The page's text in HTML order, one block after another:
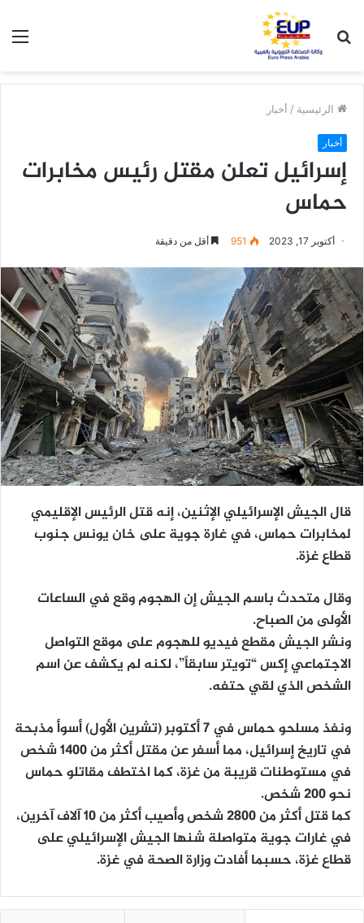
عن
الرئيسية / أخبار
أخبار
إسرائيل تعلن مقتل رئيس مخابرات
حماس
أكتوبر 17, 2023 951 أقل من دقيقة
قال الجيش الإسرائيلي الإثنين، إنه قتل الرئيس الإقليمي
لمخابرات حماس، في غارة جوية على خان يونس جنوب
قطاع غزة.
وقال متحدث باسم الجيش إن الهجوم وقع في الساعات
الأولى من الصباح.
ونشر الجيش مقطع فيديو للهجوم على موقع التواصل
الاجتماعي إكس “تويتر سابقاً”، لكنه لم يكشف عن اسم
الشخص الذي لقي حتفه.
ونفذ مسلحو حماس في 7 أكتوبر (تشرين الأول) أسوأ مذبحة
في تاريخ إسرائيل، مما أسفر عن مقتل أكثر من 1400 شخص
في مستوطنات قريبة من غزة، كما اختطف مقاتلو حماس
نحو 200 شخص.
كما قتل أكثر من 2800 شخص وأصيب أكثر من 10 آلاف آخرين،
في غارات جوية متواصلة شنها الجيش الإسرائيلي على
قطاع غزة، حسبما أفادت وزارة الصحة في غزة.